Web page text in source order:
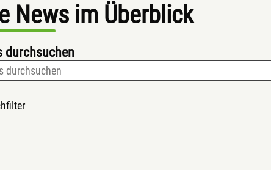
News im Überblick
durchsuchen